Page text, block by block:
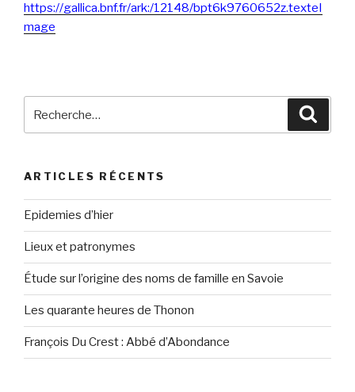
https://gallica.bnf.fr/ark:/12148/bpt6k9760652z.texteI
mage
pour
ARTICLES RÉCENTS
Epidemies d’hier
Lieux et patronymes
Étude sur l’origine des noms de famille en Savoie
Les quarante heures de Thonon
François Du Crest : Abbé d’Abondance